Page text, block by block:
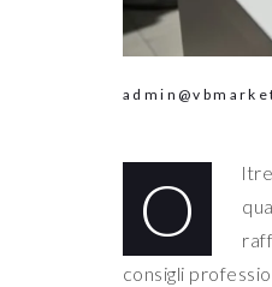
O
consigli